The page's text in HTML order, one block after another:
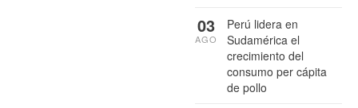
Perú lidera en
Sudamérica el
crecimiento del
consumo per cápita
de pollo
03
AGO